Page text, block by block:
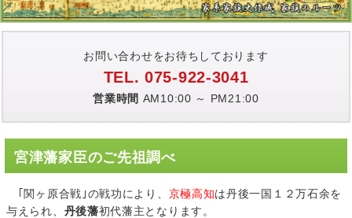
お問い合わせをお待ちしております
TEL. 075-922-3041
営業時間 AM10:00 ～ PM21:00
宮津藩家臣のご先祖調べ
｢関ヶ原合戦｣の戦功により、 京極高知は丹後一国１２万石余を
与えられ、 丹後藩初代藩主となります。